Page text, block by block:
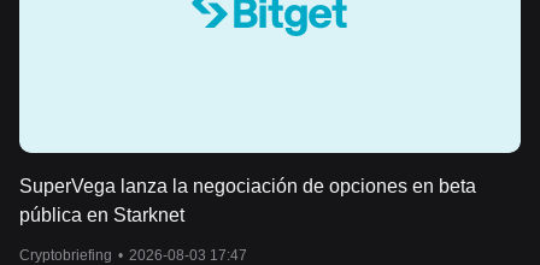
SuperVega lanza la negociación de opciones en beta
pública en Starknet
Cryptobriefing • 2026-08-03 17:47